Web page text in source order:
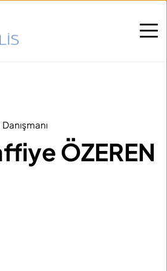
ÖZEREN